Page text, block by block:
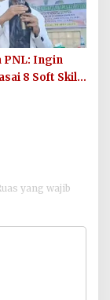
PNL: Ingin
8 Soft Skill
yang wajib